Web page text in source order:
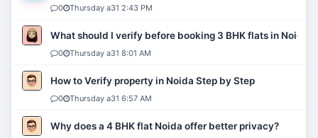
0 Thursday a31 2:43 PM
What should I verify before booking 3 BHK flats in Noida?
0 Thursday a31 8:01 AM
How to Verify property in Noida Step by Step
0 Thursday a31 6:57 AM
Why does a 4 BHK flat Noida offer better privacy?